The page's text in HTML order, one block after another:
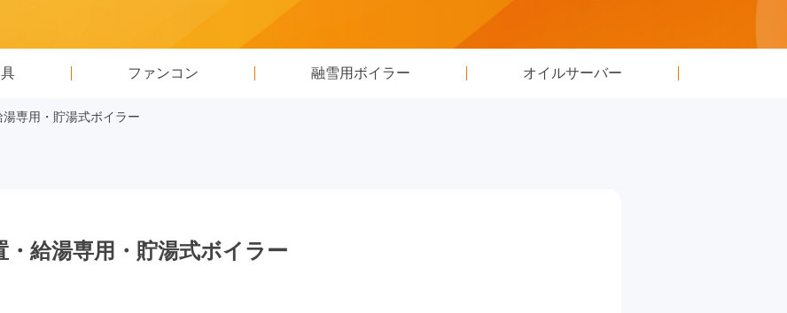
ファンコン 融雪用ボイラー オイルサーバー
専用・貯湯式ボイラー
給湯専用・貯湯式ボイラー